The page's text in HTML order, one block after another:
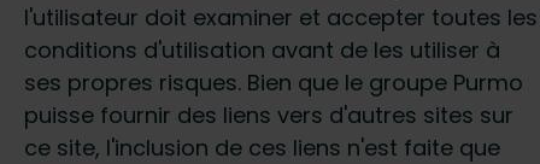
l'utilisateur doit examiner et accepter toutes les
conditions d'utilisation avant de les utiliser à
ses propres risques. Bien que le groupe Purmo
puisse fournir des liens vers d'autres sites sur
ce site, l'inclusion de ces liens n'est faite que